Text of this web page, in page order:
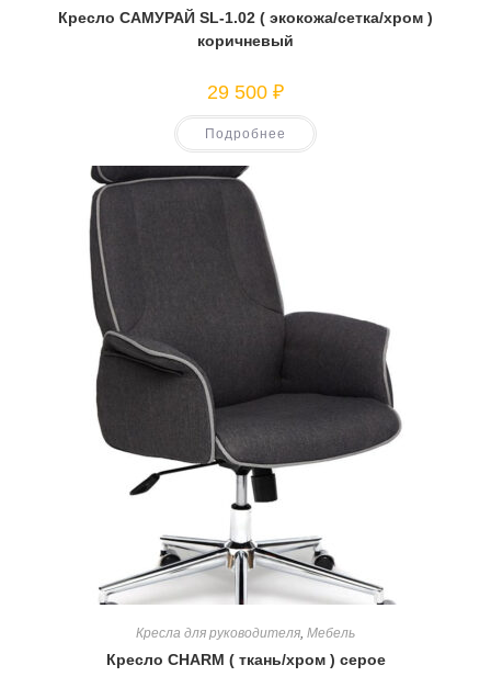
Кресло САМУРАЙ SL-1.02 ( экокожа/сетка/хром )
коричневый
29 500 ₽
Подробнее
Кресла для руководителя, Мебель
Кресло CHARM ( ткань/хром ) серое